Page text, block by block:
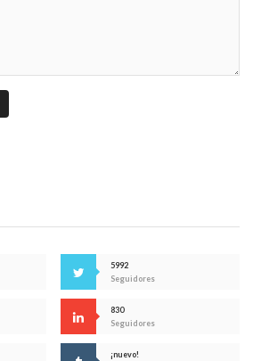
5992
Seguidores
830
Seguidores
¡nuevo!